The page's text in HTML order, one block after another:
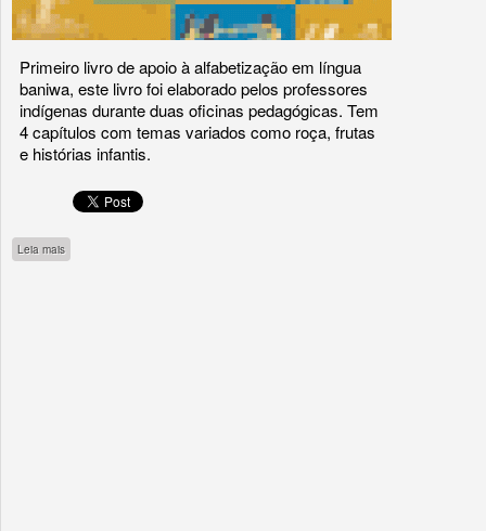
Primeiro livro de apoio à alfabetização em língua
baniwa, este livro foi elaborado pelos professores
indígenas durante duas oficinas pedagógicas. Tem
4 capítulos com temas variados como roça, frutas
e histórias infantis.
Leia mais